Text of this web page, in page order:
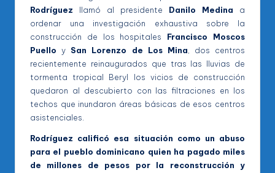
Rodríguez llamó al presidente Danilo Medina a
ordenar una investigación exhaustiva sobre la
construcción de los hospitales Francisco Moscos
Puello y San Lorenzo de Los Mina, dos centros
recientemente reinaugurados que tras las lluvias de
tormenta tropical Beryl los vicios de construcción
quedaron al descubierto con las filtraciones en los
techos que inundaron áreas básicas de esos centros
asistenciales.
Rodríguez calificó esa situación como un abuso
para el pueblo dominicano quien ha pagado miles
de millones de pesos por la reconstrucción y